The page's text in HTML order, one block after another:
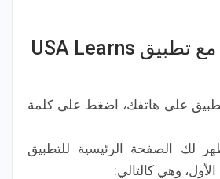
شرح التعامل مع تطبيق USA Learns
على هاتفك، اضغط على كلمة
لك الصفحة الرئيسية للتطبيق
وهي كالتالي: